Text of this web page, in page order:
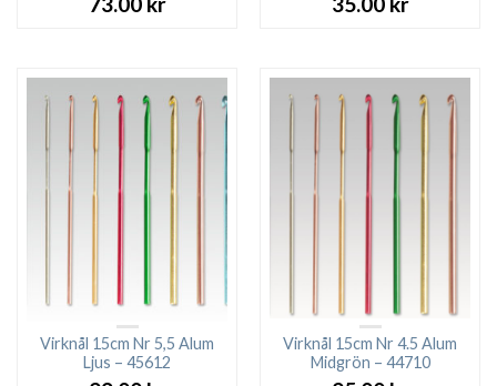
Virknål 15cm Nr 5,5 Alum
Ljus – 45612
Virknål 15cm Nr 4.5 Alum
Midgrön – 44710